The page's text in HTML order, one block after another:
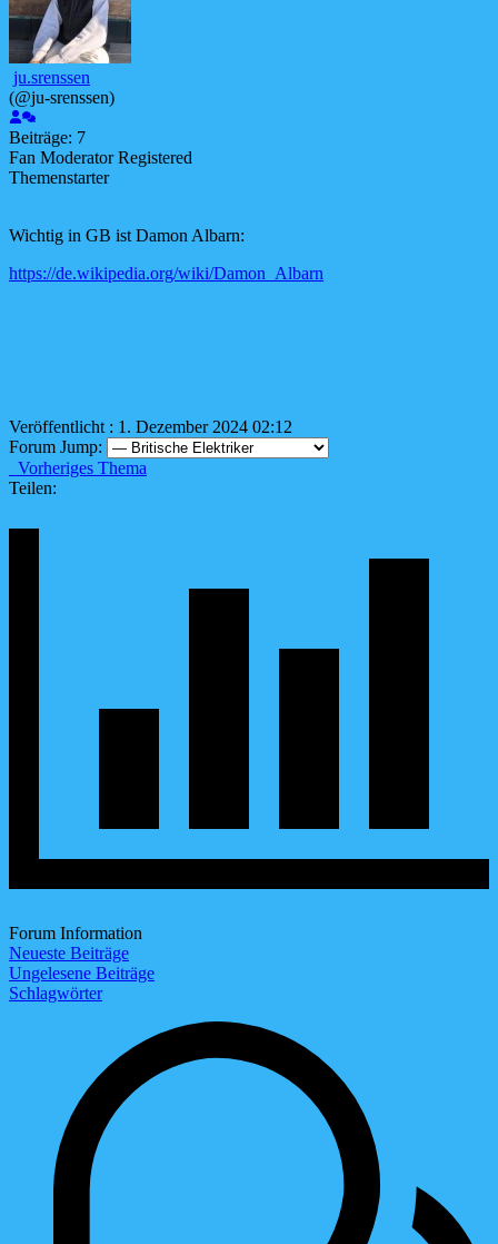
ju.srenssen
(@ju-srenssen)
Beiträge: 7
Fan Moderator Registered
Themenstarter
Wichtig in GB ist Damon Albarn:
https://de.wikipedia.org/wiki/Damon_Albarn
Veröffentlicht : 1. Dezember 2024 02:12
Forum Jump:
Vorheriges Thema
Teilen:
Forum Information
Neueste Beiträge
Ungelesene Beiträge
Schlagwörter